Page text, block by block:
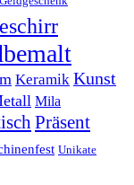
Keramik Kunst
Mila
Präsent
Unikate